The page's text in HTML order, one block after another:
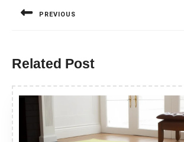
PREVIOUS
Related Post